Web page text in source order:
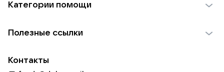
Использование материалов
Для НКО
Категории помощи
Пожилым
Полезные ссылки
Контакты